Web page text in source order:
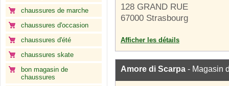
chaussures de marche
chaussures d'occasion
chaussures d'été
chaussures skate
bon magasin de
chaussures
128 GRAND RUE
67000 Strasbourg
Afficher les détails
Amore di Scarpa - Magasin